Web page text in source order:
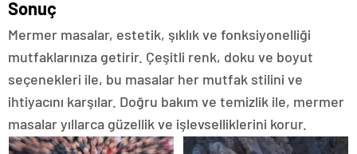
Sonuç
Mermer masalar, estetik, şıklık ve fonksiyonelliği
mutfaklarınıza getirir. Çeşitli renk, doku ve boyut
seçenekleri ile, bu masalar her mutfak stilini ve
ihtiyacını karşılar. Doğru bakım ve temizlik ile, mermer
masalar yıllarca güzellik ve işlevselliklerini korur.